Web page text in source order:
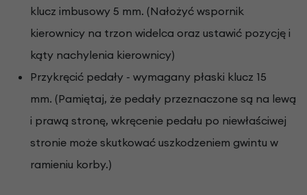
klucz imbusowy 5 mm. (Nałożyć wspornik
kierownicy na trzon widelca oraz ustawić pozycję i
kąty nachylenia kierownicy)
Przykręcić pedały - wymagany płaski klucz 15
mm. (Pamiętaj, że pedały przeznaczone są na lewą
i prawą stronę, wkręcenie pedału po niewłaściwej
stronie może skutkować uszkodzeniem gwintu w
ramieniu korby.)